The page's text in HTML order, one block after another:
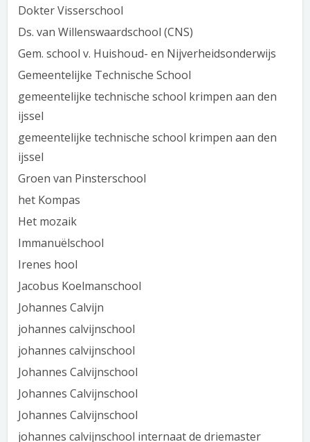
Dokter Visserschool
Ds. van Willenswaardschool (CNS)
Gem. school v. Huishoud- en Nijverheidsonderwijs
Gemeentelijke Technische School
gemeentelijke technische school krimpen aan den
ijssel
gemeentelijke technische school krimpen aan den
ijssel
Groen van Pinsterschool
het Kompas
Het mozaik
Immanuëlschool
Irenes hool
Jacobus Koelmanschool
Johannes Calvijn
johannes calvijnschool
johannes calvijnschool
Johannes Calvijnschool
Johannes Calvijnschool
Johannes Calvijnschool
johannes calvijnschool internaat de driemaster